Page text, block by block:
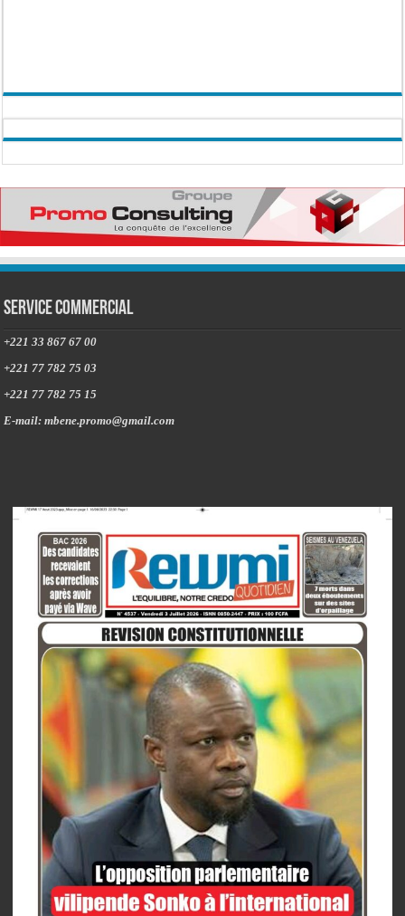
Service commercial
+221 33 867 67 00
+221 77 782 75 03
+221 77 782 75 15
E-mail: mbene.promo@gmail.com